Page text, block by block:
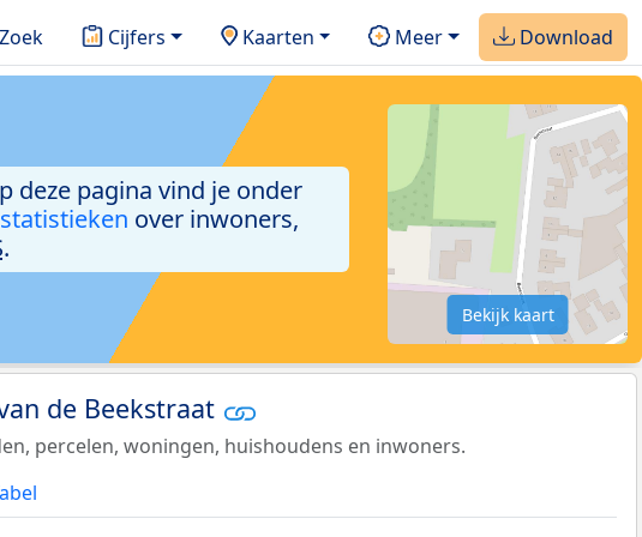
Zoek Cijfers Kaarten Meer Download
deze pagina vind je onder
over inwoners,
.
Bekijk kaart
de Beekstraat
percelen, woningen, huishoudens en inwoners.